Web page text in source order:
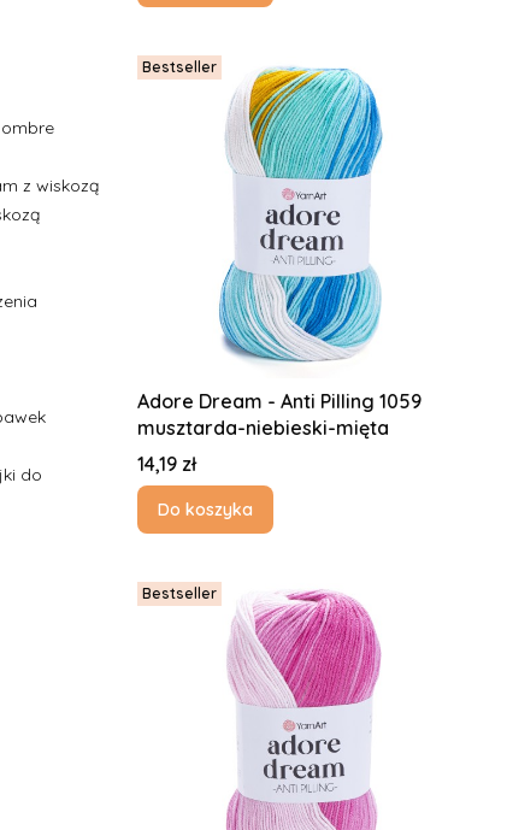
z wiskozą
do
Bestseller
Adore Dream - Anti Pilling 1059
musztarda-niebieski-mięta
Cena
14,19 zł
Do koszyka
Bestseller